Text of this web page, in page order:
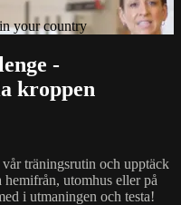
your country
-
kroppen
träningsrutin och upptäck
utomhus eller på
i utmaningen och testa!